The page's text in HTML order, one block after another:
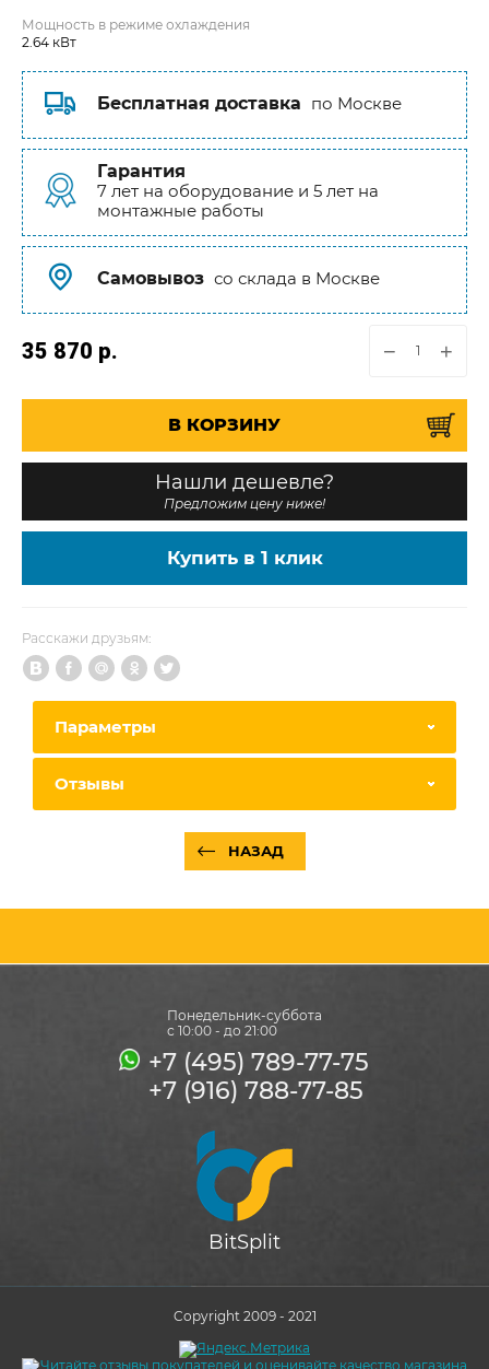
Мощность в режиме охлаждения
2.64 кВт
Бесплатная доставка по Москве
Гарантия
7 лет на оборудование и 5 лет на
монтажные работы
Самовывоз со склада в Москве
35 870 р. − +
В КОРЗИНУ
Нашли дешевле?
Предложим цену ниже!
Купить в 1 клик
Расскажи друзьям:
Параметры
Отзывы
НАЗАД
Понедельник-суббота
с 10:00 - до 21:00
+7 (495) 789-77-75
+7 (916) 788-77-85
BitSplit
Copyright 2009 - 2021